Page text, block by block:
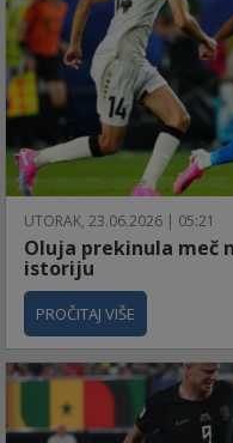
UTORAK, 23.06.2026 | 05:21
Oluja prekinula meč
istoriju
PROČITAJ VIŠE